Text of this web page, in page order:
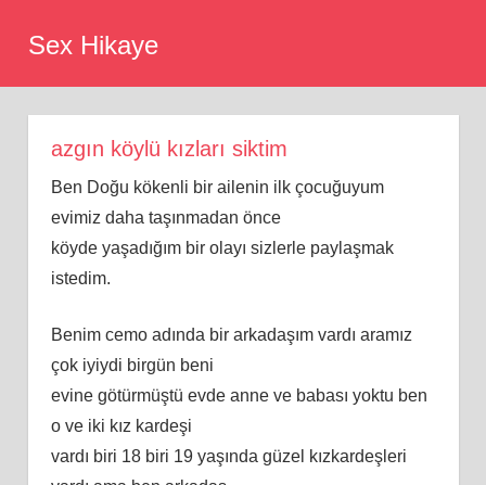
Sex Hikaye
azgın köylü kızları siktim
Ben Doğu kökenli bir ailenin ilk çocuğuyum
evimiz daha taşınmadan önce
köyde yaşadığım bir olayı sizlerle paylaşmak
istedim.
Benim cemo adında bir arkadaşım vardı aramız
çok iyiydi birgün beni
evine götürmüştü evde anne ve babası yoktu ben
o ve iki kız kardeşi
vardı biri 18 biri 19 yaşında güzel kızkardeşleri